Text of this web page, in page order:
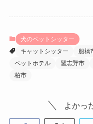
犬のペットシッター
キャットシッター
船橋
ペットホテル
習志野市
柏市
よかっ